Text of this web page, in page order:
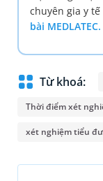
chuyên gia y
bài MEDLATEC.
Từ khoá:
Thời điểm xét
xét nghiệm tiểu